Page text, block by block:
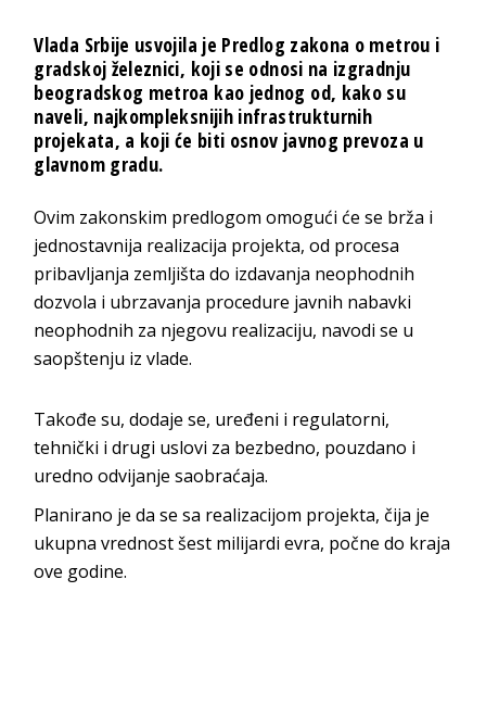
Vlada Srbije usvojila je Predlog zakona o metrou i
gradskoj železnici, koji se odnosi na izgradnju
beogradskog metroa kao jednog od, kako su
naveli, najkompleksnijih infrastrukturnih
projekata, a koji će biti osnov javnog prevoza u
glavnom gradu.
Ovim zakonskim predlogom omogući će se brža i
jednostavnija realizacija projekta, od procesa
pribavljanja zemljišta do izdavanja neophodnih
dozvola i ubrzavanja procedure javnih nabavki
neophodnih za njegovu realizaciju, navodi se u
saopštenju iz vlade.
Takođe su, dodaje se, uređeni i regulatorni,
tehnički i drugi uslovi za bezbedno, pouzdano i
uredno odvijanje saobraćaja.
Planirano je da se sa realizacijom projekta, čija je
ukupna vrednost šest milijardi evra, počne do kraja
ove godine.